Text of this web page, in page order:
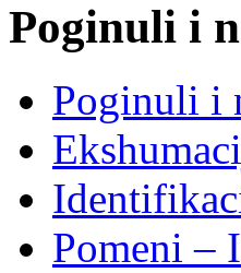
Poginuli i
Poginuli i
Pomeni –